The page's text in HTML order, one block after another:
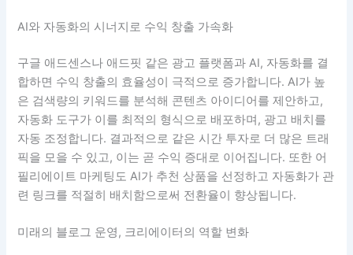
AI와 자동화의 시너지로 수익 창출 가속화
구글 애드센스나 애드핏 같은 광고 플랫폼과 AI, 자동화를 결
합하면 수익 창출의 효율성이 극적으로 증가합니다. AI가 높
은 검색량의 키워드를 분석해 콘텐츠 아이디어를 제안하고,
자동화 도구가 이를 최적의 형식으로 배포하며, 광고 배치를
자동 조정합니다. 결과적으로 같은 시간 투자로 더 많은 트래
픽을 모을 수 있고, 이는 곧 수익 증대로 이어집니다. 또한 어
필리에이트 마케팅도 AI가 추천 상품을 선정하고 자동화가 관
련 링크를 적절히 배치함으로써 전환율이 향상됩니다.
미래의 블로그 운영, 크리에이터의 역할 변화